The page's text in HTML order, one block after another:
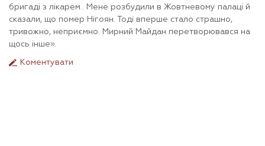
бригаді з лікарем.. Мене розбудили в Жовтневому палаці й
сказали, що помер Нігоян. Тоді вперше стало страшно,
тривожно, неприємно. Мирний Майдан перетворювався на
щось інше».
Коментувати